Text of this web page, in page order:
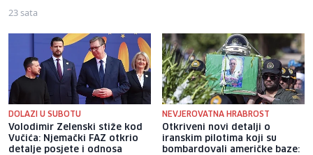
23 sata
DOLAZI U SUBOTU
Volodimir Zelenski stiže kod
Vučića: Njemački FAZ otkrio
detalje posjete i odnosa
NEVJEROVATNA HRABROST
Otkriveni novi detalji o
iranskim pilotima koji su
bombardovali američke baze: